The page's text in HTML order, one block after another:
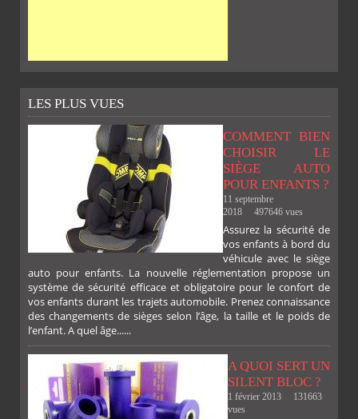
LES PLUS VUES
COMMENT BIEN
CHOISIR LE
SIÈGE AUTO
POUR ENFANTS ?
11 septembre
2018
497646 vues
Assurez la sécurité de
vos enfants à bord du
véhicule avec le siège
auto pour enfants. La nouvelle réglementation propose un
système de sécurité efficace et obligatoire pour le confort de
vos enfants durant les trajets automobile. Prenez connaissance
des changements de sièges selon l’âge, la taille et le poids de
l’enfant. A quel âge......
A QUOI SERT UN
SILENT BLOC ?
1 février 2013
131663
vues